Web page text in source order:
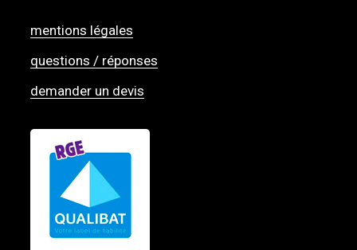
mentions légales
questions / réponses
demander un devis